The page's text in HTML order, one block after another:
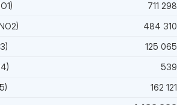
711 298
484 310
125 065
539
162 121